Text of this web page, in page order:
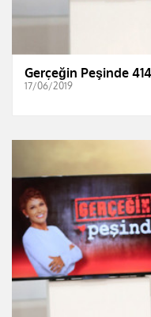
Gerçeğin Peşinde
17/06/2019